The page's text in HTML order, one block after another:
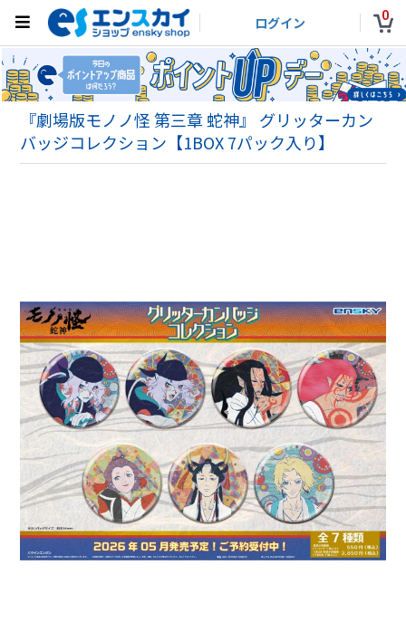
ログイン 0
『劇場版モノノ怪 第三章 蛇神』 グリッターカン
バッジコレクション【1BOX 7パック入り】